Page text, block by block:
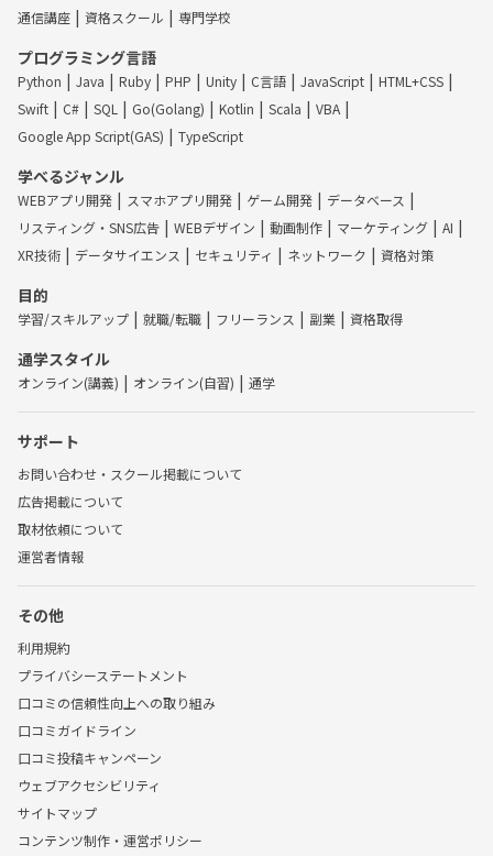
通信講座
資格スクール 専門学校
プログラミング言語
Python Java Ruby PHP Unity C言語 JavaScript
HTML+CSS
Swift
C# SQL Go(Golang) Kotlin Scala
VBA
Google App Script(GAS)
TypeScript
学べるジャンル
WEBアプリ開発 スマホアプリ開発 ゲーム開発
データベース
リスティング・SNS広告
WEBデザイン 動画制作 マーケティング
AI
XR技術
データサイエンス セキュリティ ネットワーク 資格対策
目的
学習/スキルアップ 就職/転職 フリーランス 副業 資格取得
通学スタイル
オンライン(講義) オンライン(自習) 通学
サポート
お問い合わせ・スクール掲載について
広告掲載について
取材依頼について
運営者情報
その他
利用規約
プライバシーステートメント
口コミの信頼性向上への取り組み
口コミガイドライン
口コミ投稿キャンペーン
ウェブアクセシビリティ
サイトマップ
コンテンツ制作・運営ポリシー